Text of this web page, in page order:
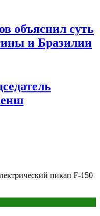
объяснил суть
и Бразилии
пикап F-150